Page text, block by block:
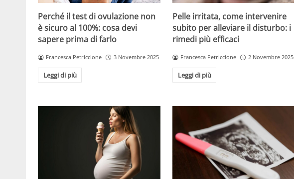
Perché il test di ovulazione non
è sicuro al 100%: cosa devi
sapere prima di farlo
Francesca Petriccione 3 Novembre 2025
Leggi di più
Pelle irritata, come intervenire
subito per alleviare il disturbo: i
rimedi più efficaci
Francesca Petriccione 2 Novembre 2025
Leggi di più